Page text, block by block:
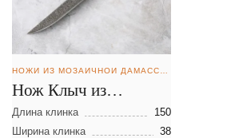
НОЖИ ИЗ МОЗАИЧНОЙ ДАМАССКОЙ СТАЛИ
Нож Клыч из
мозаичной дамасской
Длина клинка
150
Ширина клинка
38